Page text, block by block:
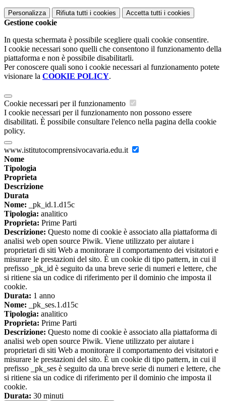
Personalizza Rifiuta tutti i cookies Accetta tutti i cookies
Gestione cookie
In questa schermata è possibile scegliere quali cookie consentire.
I cookie necessari sono quelli che consentono il funzionamento della
piattaforma e non è possibile disabilitarli.
Per conoscere quali sono i cookie necessari al funzionamento potete
visionare la COOKIE POLICY.
Cookie necessari per il funzionamento
I cookie necessari per il funzionamento non possono essere
disabilitati. È possibile consultare l'elenco nella pagina della cookie
policy.
www.istitutocomprensivocavaria.edu.it
Nome
Tipologia
Proprieta
Descrizione
Durata
Nome: _pk_id.1.d15c
Tipologia: analitico
Proprieta: Prime Parti
Descrizione: Questo nome di cookie è associato alla piattaforma di
analisi web open source Piwik. Viene utilizzato per aiutare i
proprietari di siti Web a monitorare il comportamento dei visitatori e
misurare le prestazioni del sito. È un cookie di tipo pattern, in cui il
prefisso _pk_id è seguito da una breve serie di numeri e lettere, che
si ritiene sia un codice di riferimento per il dominio che imposta il
cookie.
Durata: 1 anno
Nome: _pk_ses.1.d15c
Tipologia: analitico
Proprieta: Prime Parti
Descrizione: Questo nome di cookie è associato alla piattaforma di
analisi web open source Piwik. Viene utilizzato per aiutare i
proprietari di siti Web a monitorare il comportamento dei visitatori e
misurare le prestazioni del sito. È un cookie di tipo pattern, in cui il
prefisso _pk_ses è seguito da una breve serie di numeri e lettere, che
si ritiene sia un codice di riferimento per il dominio che imposta il
cookie.
Durata: 30 minuti